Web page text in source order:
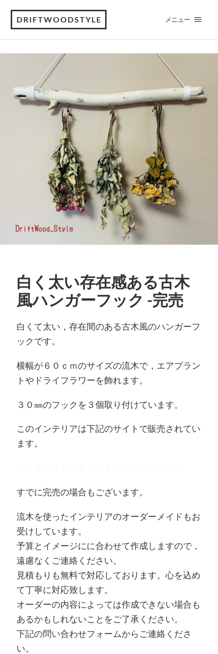
DRIFTWOODSTYLE メニュー
白く太い存在感ある古木
風ハンガーフック -完売
白くて太い，存在間のある古木風のハンガーフ
ックです。
横幅が６０ｃｍのサイズの流木で，エアプラン
トやドライフラワーを飾れます。
３０㎜のフックを３個取り付けています。
このインテリアは下記のサイトで販売されてい
ます。
すでに完売の場合もございます。
流木を使ったインテリアのオーダーメイドもお
受けしています。
予算とイメージにに合わせて作成しますので，
遠慮なくご連絡ください。
見積もりも無料で対応しております。心を込め
て丁寧に対応致します。
オーダーの内容によっては作成できない場合も
あるかもしれないことをご了承ください。
下記の問い合わせフォームからご連絡くださ
い。